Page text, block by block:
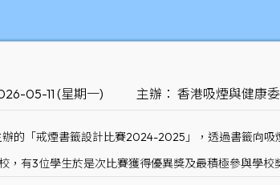
05-11 (星期一) 主辦： 香港吸煙與健康
的「戒煙書籤設計比賽2024-2025」，透過書籤向吸
有3位學生於是次比賽獲得優異獎及最積極參與學校